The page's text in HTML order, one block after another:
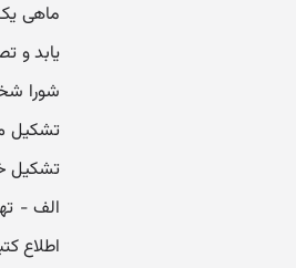
ماهی
شورا
تشکیل
الف -
اطلاع